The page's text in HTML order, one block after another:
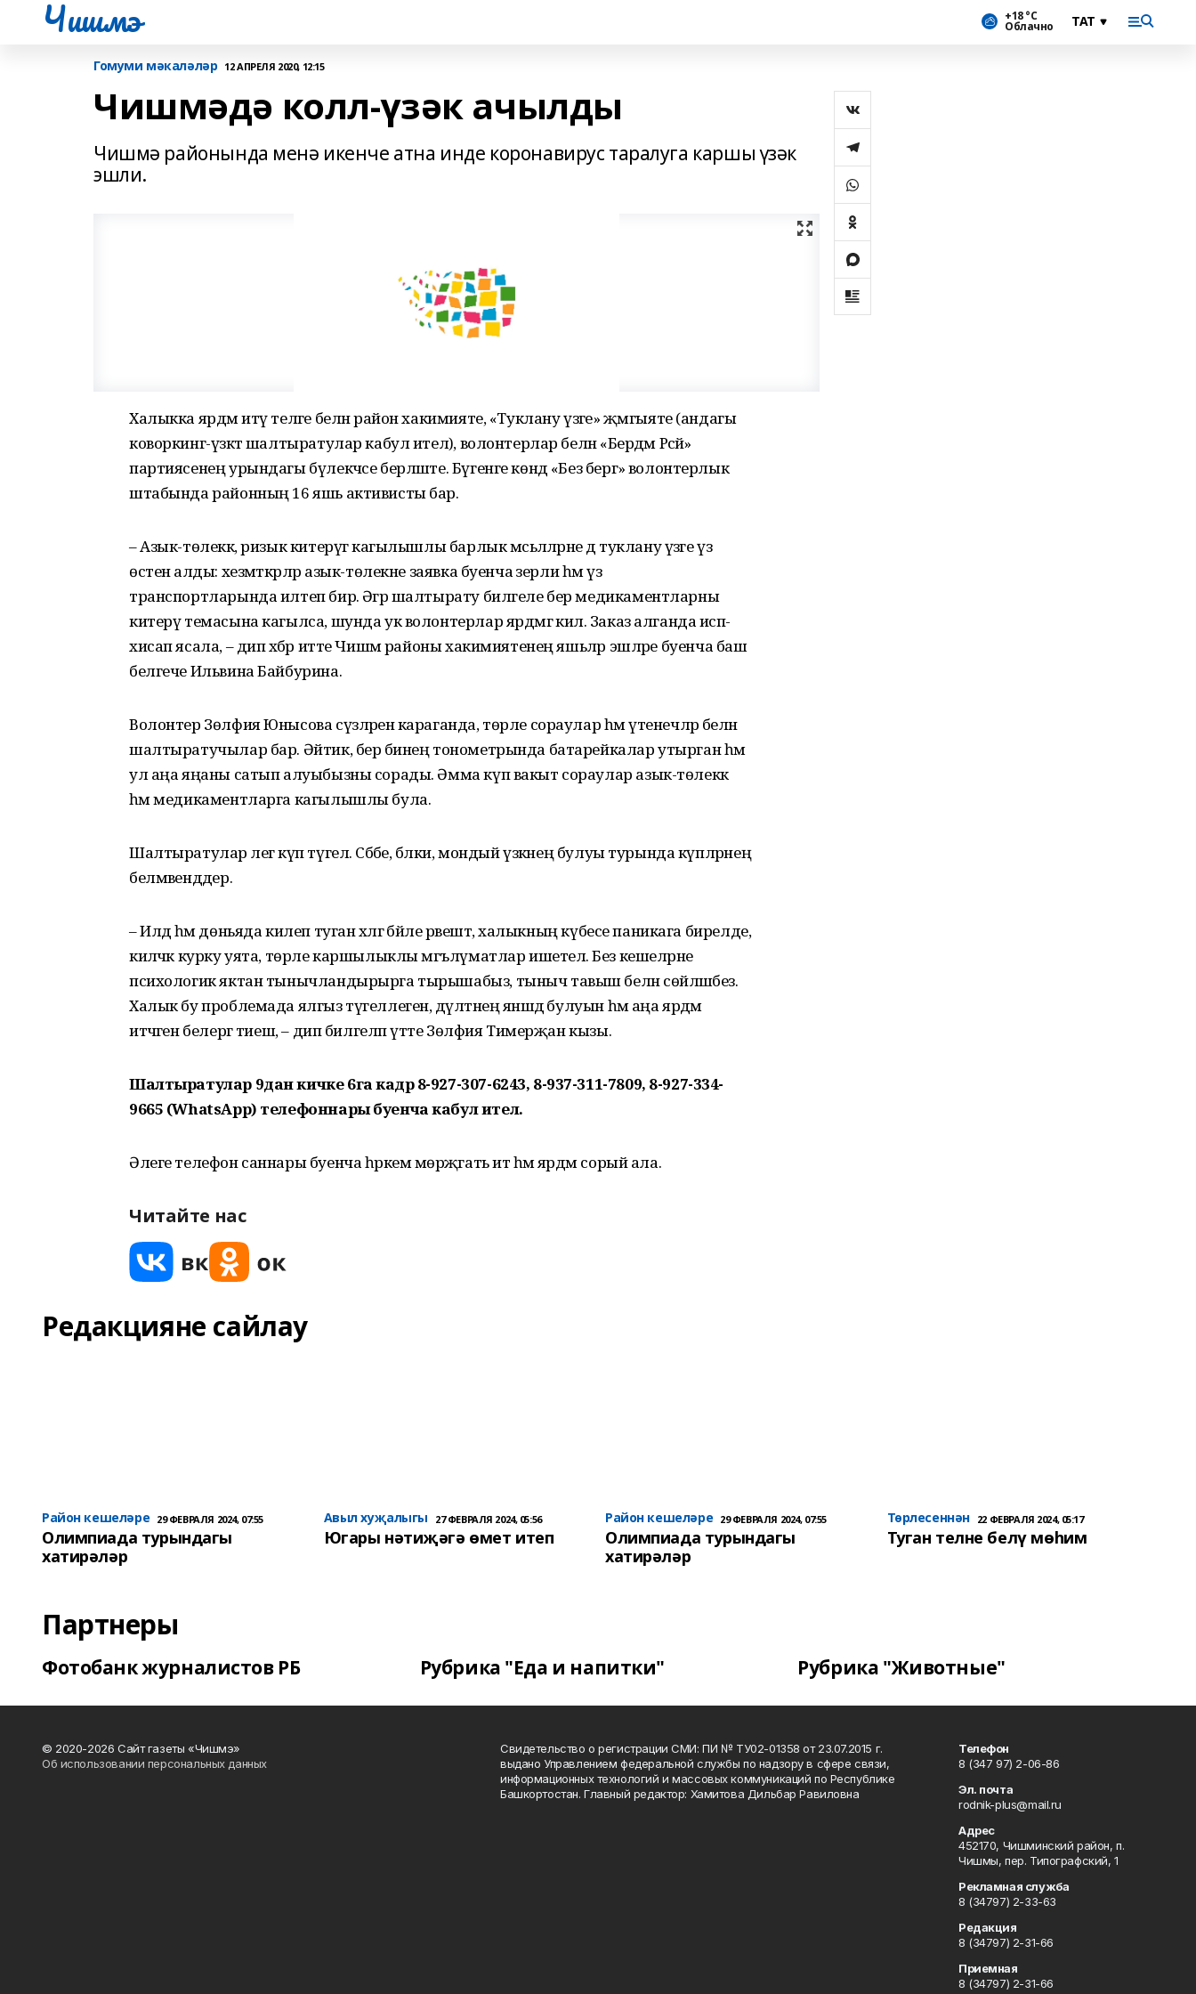
Чишмэ +18 °С
Облачно
Гомуми мәкаләләр 12 АПРЕЛЯ 2020, 12:15
Чишмәдә колл-үзәк ачылды
Чишмә районында менә икенче атна инде коронавирус таралуга каршы үзәк
эшли.
Халыкка ярдәм итү теләге белән район хакимияте, «Туклану үзәге» җәмгыяте (андагы
коворкинг-үзәктә шалтыратулар кабул ителә), волонтерлар белән «Бердәм Рәсәй»
партиясенең урындагы бүлекчәсе берләште. Бүгенге көндә «Без бергә» волонтерлык
штабында районның 16 яшь активисты бар.
– Азык-төлеккә, ризык китерүгә кагылышлы барлык мәсьәләләрне дә туклану үзәге үз
өстенә алды: хезмәткәрләр азык-төлекне заявка буенча әзерли һәм үз
транспортларында илтеп бирә. Әгәр шалтырату билгеле бер медикаментларны
китерү темасына кагылса, шунда ук волонтерлар ярдәмгә килә. Заказ алганда исәп-
хисап ясала, – дип хәбәр итте Чишмә районы хакимиятенең яшьләр эшләре буенча баш
белгече Ильвина Байбурина.
Волонтер Зөлфия Юнысова сүзләренә караганда, төрле сораулар һәм үтенечләр белән
шалтыратучылар бар. Әйтик, бер әбинең тонометрында батарейкалар утырган һәм
ул аңа яңаны сатып алуыбызны сорады. Әмма күп вакыт сораулар азык-төлеккә
һәм медикаментларга кагылышлы була.
Шалтыратулар әлегә күп түгел. Сәбәбе, бәлки, мондый үзәкнең булуы турында күпләрнең
белмәвендәдер.
– Илдә һәм дөньяда килеп туган хәлгә бәйле рәвештә, халыкның күбесе паникага бирелде,
киләчәк курку уята, төрле каршылыклы мәгълүматлар ишетелә. Без кешеләрне
психологик яктан тынычландырырга тырышабыз, тыныч тавыш белән сөйләшәбез.
Халык бу проблемада ялгыз түгеллеген, дәүләтнең янәшәдә булуын һәм аңа ярдәм
итәчәген белергә тиеш, – дип билгеләп үтте Зөлфия Тимерҗан кызы.
Шалтыратулар 9дан кичке 6га кадәр 8-927-307-6243, 8-937-311-7809, 8-927-334-
9665 (WhatsApp) телефоннары буенча кабул ителә.
Әлеге телефон саннары буенча һәркем мөрәҗәгать итә һәм ярдәм сорый ала.
Читайте нас
Редакцияне сайлау
Район кешеләре 29 ФЕВРАЛЯ 2024, 07:55
Олимпиада турындагы
хатирәләр
Авыл хуҗалыгы 27 ФЕВРАЛЯ 2024, 05:56
Югары нәтиҗәгә өмет итеп
Район кешеләре 29 ФЕВРАЛЯ 2024, 07:55
Олимпиада турындагы
хатирәләр
Төрлесеннән 22 ФЕВРАЛЯ 2024, 05:17
Туган телне белү мөһим
Партнеры
Фотобанк журналистов РБ Рубрика "Еда и напитки" Рубрика "Животные"
© 2020-2026 Сайт газеты «Чишмэ»
Об использовании персональных данных
Свидетельство о регистрации СМИ: ПИ № ТУ02-01358 от 23.07.2015 г.
выдано Управлением федеральной службы по надзору в сфере связи,
информационных технологий и массовых коммуникаций по Республике
Башкортостан. Главный редактор: Хамитова Дильбар Равиловна
Телефон
8 (347 97) 2-06-86
Эл. почта
rodnik-plus@mail.ru
Адрес
452170, Чишминский район, п.
Чишмы, пер. Типографский, 1
Рекламная служба
8 (34797) 2-33-63
Редакция
8 (34797) 2-31-66
Приемная
8 (34797) 2-31-66